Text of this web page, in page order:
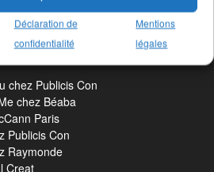
Déclaration de
confidentialité
Mentions
légales
chez Publicis Con
chez Béaba
Paris
Publicis Con
Raymonde
Creat